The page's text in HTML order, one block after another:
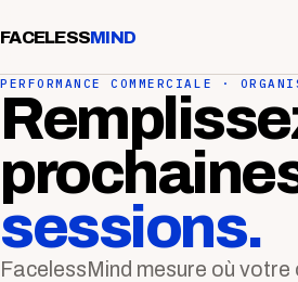
FACELESSMIND
PERFORMANCE COMMERCIALE ·
sessions.
FacelessMind mesure où